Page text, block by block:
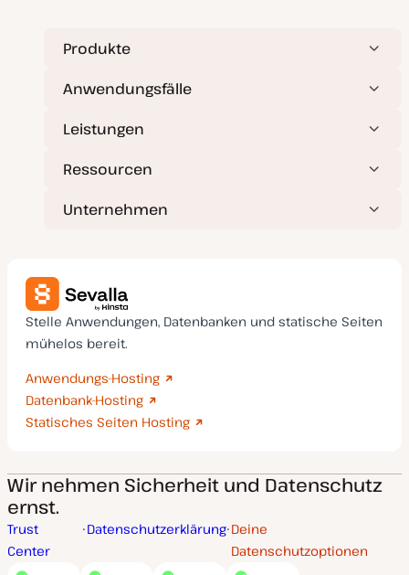
Produkte
Anwendungsfälle
Leistungen
Ressourcen
Unternehmen
Stelle Anwendungen, Datenbanken und statische Seiten
mühelos bereit.
Anwendungs-Hosting
Datenbank-Hosting
Statisches Seiten Hosting
Wir nehmen Sicherheit und Datenschutz
ernst.
Trust
Center
Datenschutzerklärung Deine
Datenschutzoptionen